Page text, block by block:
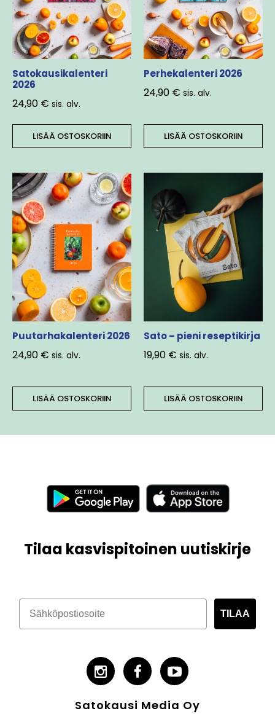
Satokausikalenteri
2026
24,90 € sis. alv.
LISÄÄ OSTOSKORIIN
Perhekalenteri 2026
24,90 € sis. alv.
LISÄÄ OSTOSKORIIN
Puutarhakalenteri 2026
24,90 € sis. alv.
LISÄÄ OSTOSKORIIN
Sato – pieni reseptikirja
19,90 € sis. alv.
LISÄÄ OSTOSKORIIN
Tilaa kasvispitoinen uutiskirje
TILAA
Satokausi Media Oy